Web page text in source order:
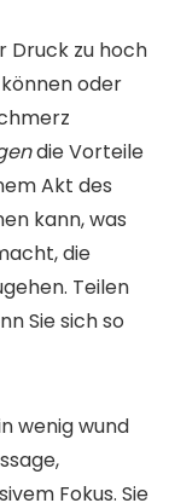
Druck zu hoch
oder
die Vorteile
Akt des
kann, was
die
Teilen
Sie sich so
wenig wund
Fokus. Sie